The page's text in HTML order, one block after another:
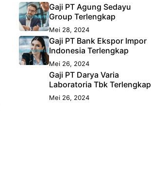
Gaji PT Agung Sedayu
Group Terlengkap
Mei 28, 2024
Gaji PT Bank Ekspor Impor
Indonesia Terlengkap
Mei 26, 2024
Gaji PT Darya Varia
Laboratoria Tbk Terlengkap
Mei 26, 2024